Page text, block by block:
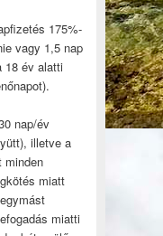
175%-
vagy 1,5 nap
18 év alatti
nap/év
illetve a
minden
miatt
miatti